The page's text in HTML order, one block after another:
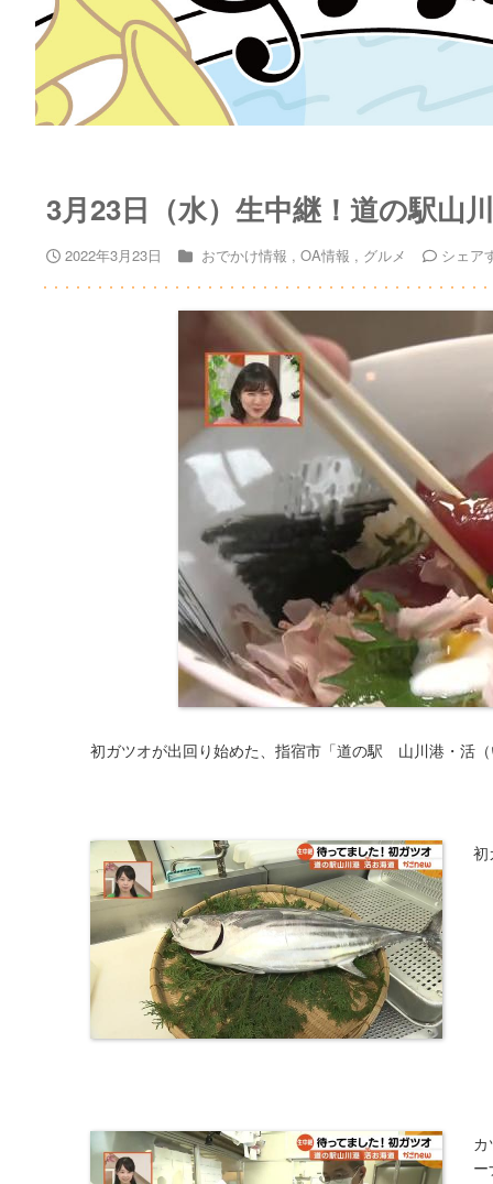
3月23日（水）生中継！道の駅山
2022年3月23日 おでかけ情報 OA情報 グルメ シェア
初ガツオが出回り始めた、指宿市「道の駅 山川港・活
初